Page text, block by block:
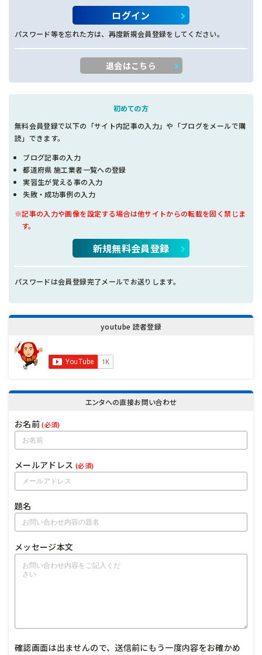
ログイン
パスワード等を忘れた方は、再度新規会員登録をしてください。
退会はこちら
初めての方
無料会員登録で以下の「サイト内記事の入力」や「ブログをメールで購
読」できます。
ブログ記事の入力
都道府県 施工業者一覧への登録
実習生が覚える事の入力
失敗・成功事例の入力
※記事の入力や画像を設定する場合は他サイトからの転載を固く禁じま
す。
新規無料会員登録
パスワードは会員登録完了メールでお送りします。
youtube 読者登録
エンタへの直接お問い合わせ
お名前(必須)
メールアドレス (必須)
題名
メッセージ本文
確認画面は出ませんので、送信前にもう一度内容をお確かめ